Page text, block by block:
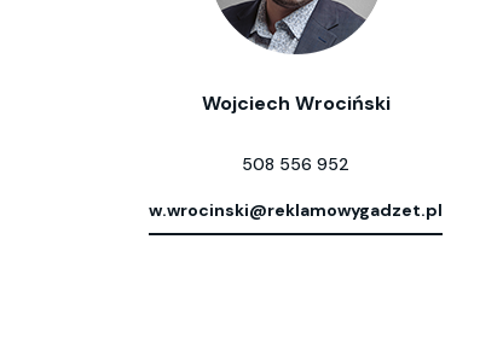
Wojciech Wrociński
508 556 952
w.wrocinski@reklamowygadzet.pl